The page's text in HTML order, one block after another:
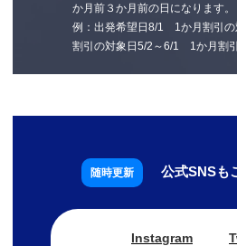
か月前３か月前の日になります。
例：出発希望日8/1 1か月割引
割引の対象日5/2～6/1 1か月割
公式SNSも
Instagram